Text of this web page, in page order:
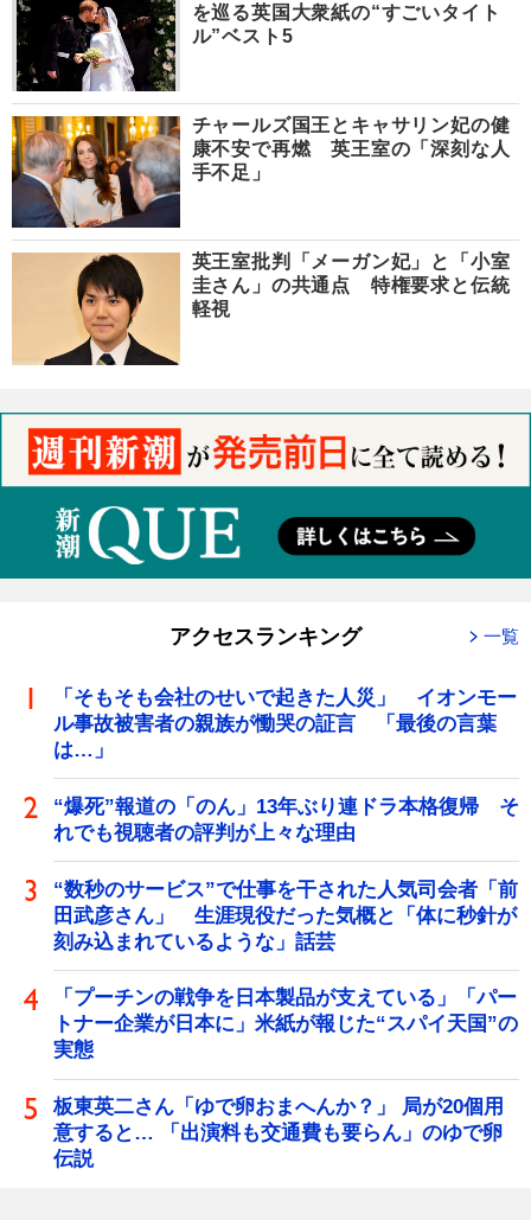
を巡る英国大衆紙の“すごいタイト
ル”ベスト5
チャールズ国王とキャサリン妃の健
康不安で再燃 英王室の「深刻な人
手不足」
英王室批判「メーガン妃」と「小室
圭さん」の共通点 特権要求と伝統
軽視
アクセスランキング 一覧
「そもそも会社のせいで起きた人災」 イオンモー
ル事故被害者の親族が慟哭の証言 「最後の言葉
は…」
“爆死”報道の「のん」13年ぶり連ドラ本格復帰 そ
れでも視聴者の評判が上々な理由
“数秒のサービス”で仕事を干された人気司会者「前
田武彦さん」 生涯現役だった気概と「体に秒針が
刻み込まれているような」話芸
「プーチンの戦争を日本製品が支えている」「パー
トナー企業が日本に」米紙が報じた“スパイ天国”の
実態
板東英二さん「ゆで卵おまへんか？」 局が20個用
意すると… 「出演料も交通費も要らん」のゆで卵
伝説